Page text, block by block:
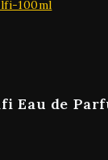
Eau de